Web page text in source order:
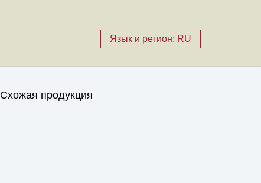
Язык и регион: RU
Схожая продукция